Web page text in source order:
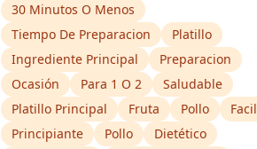
30 Minutos O Menos
Tiempo De Preparacion
Platillo
Ingrediente Principal
Preparacion
Ocasión
Para 1 O 2
Saludable
Platillo Principal
Fruta Pollo
Facil
Principiante
Pollo
Dietético